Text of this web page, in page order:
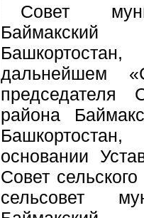
Совет
Баймакский
дальнейшем
председателя
района
основании
Совет
сельсовет